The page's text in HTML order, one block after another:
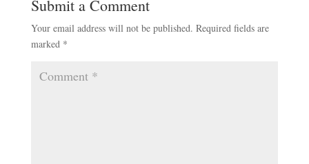
Submit a Comment
Your email address will not be published. Required fields are
marked *